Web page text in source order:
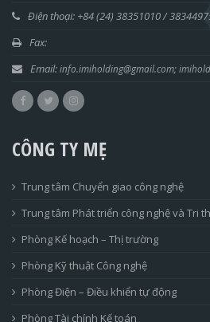
Điện thoại: +84 (24) 38351010 /
Fax:
Email:info.imiholding@gmail.com;
CÔNG TY MẸ
Trung tâm Chuyển giao công nghệ
Trung tâm Phát triển công nghệ và Tri
Phòng Kế hoạch – Thị trường
Phòng Kỹ thuật Công nghệ
Phòng Điện – Điều khiển tự động
Phòng Tài chính Kế toán